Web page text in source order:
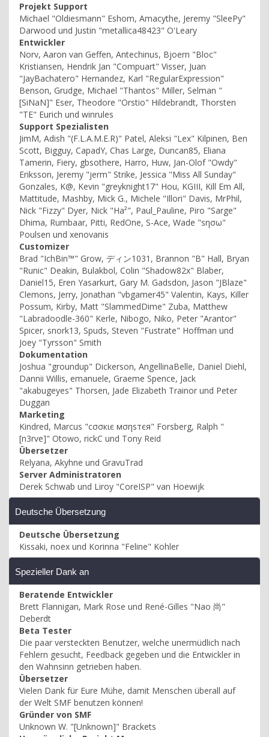
Projekt Support
Michael "Oldiesmann" Eshom, Amacythe, Jeremy "SleePy"
Darwood und Justin "metallica48423" O'Leary
Entwickler
Norv, Aaron van Geffen, Antechinus, Bjoern "Bloc"
Kristiansen, Hendrik Jan "Compuart" Visser, Juan
"JayBachatero" Hernandez, Karl "RegularExpression"
Benson, Grudge, Michael "Thantos" Miller, Selman "
[SiNaN]" Eser, Theodore "Orstio" Hildebrandt, Thorsten
"TE" Eurich und winrules
Support Spezialisten
JimM, Adish "(F.L.A.M.E.R)" Patel, Aleksi "Lex" Kilpinen, Ben
Scott, Bigguy, CapadY, Chas Large, Duncan85, Eliana
Tamerin, Fiery, gbsothere, Harro, Huw, Jan-Olof "Owdy"
Eriksson, Jeremy "jerm" Strike, Jessica "Miss All Sunday"
Gonzales, K@, Kevin "greyknight17" Hou, KGIII, Kill Em All,
Mattitude, Mashby, Mick G., Michele "Illori" Davis, MrPhil,
Nick "Fizzy" Dyer, Nick "Ha²", Paul_Pauline, Piro "Sarge"
Dhima, Rumbaar, Pitti, RedOne, S-Ace, Wade "sησω"
Poulsen und xenovanis
Customizer
Brad "IchBin™" Grow, ディン1031, Brannon "B" Hall, Bryan
"Runic" Deakin, Bulakbol, Colin "Shadow82x" Blaber,
Daniel15, Eren Yasarkurt, Gary M. Gadsdon, Jason "JBlaze"
Clemons, Jerry, Jonathan "vbgamer45" Valentin, Kays, Killer
Possum, Kirby, Matt "SlammedDime" Zuba, Matthew
"Labradoodle-360" Kerle, Nibogo, Niko, Peter "Arantor"
Spicer, snork13, Spuds, Steven "Fustrate" Hoffman und
Joey "Tyrsson" Smith
Dokumentation
Joshua "groundup" Dickerson, AngellinaBelle, Daniel Diehl,
Dannii Willis, emanuele, Graeme Spence, Jack
"akabugeyes" Thorsen, Jade Elizabeth Trainor und Peter
Duggan
Marketing
Kindred, Marcus "cσσкιє мσηѕтєя" Forsberg, Ralph "
[n3rve]" Otowo, rickC und Tony Reid
Übersetzer
Relyana, Akyhne und GravuTrad
Server Administratoren
Derek Schwab und Liroy "CoreISP" van Hoewijk
Deutsche Übersetzung
Deutsche Übersetzung
Kissaki, noex und Korinna "Feline" Kohler
Spezieller Dank an
Beratende Entwickler
Brett Flannigan, Mark Rose und René-Gilles "Nao 尚"
Deberdt
Beta Tester
Die paar versteckten Benutzer, welche unermüdlich nach
Fehlern gesucht, Feedback gegeben und die Entwickler in
den Wahnsinn getrieben haben.
Übersetzer
Vielen Dank für Eure Mühe, damit Menschen überall auf
der Welt SMF benutzen können!
Gründer von SMF
Unknown W. "[Unknown]" Brackets